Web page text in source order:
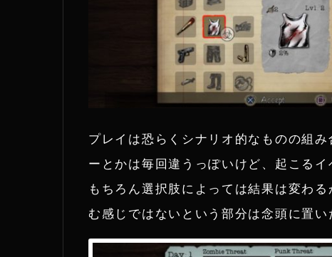
プレイは恐らくシナリオ的なものの組
ーとかは毎回違うっぽいけど、起こる
もちろん選択肢によっては結果は変わ
む感じではないという部分は念頭に置い